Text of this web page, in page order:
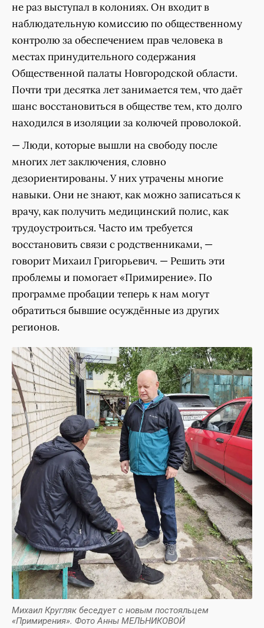
не раз выступал в колониях. Он входит в
наблюдательную комиссию по общественному
контролю за обеспечением прав человека в
местах принудительного содержания
Общественной палаты Новгородской области.
Почти три десятка лет занимается тем, что даёт
шанс восстановиться в обществе тем, кто долго
находился в изоляции за колючей проволокой.
— Люди, которые вышли на свободу после
многих лет заключения, словно
дезориентированы. У них утрачены многие
навыки. Они не знают, как можно записаться к
врачу, как получить медицинский полис, как
трудоустроиться. Часто им требуется
восстановить связи с родственниками, —
говорит Михаил Григорьевич. — Решить эти
проблемы и помогает «Примирение». По
программе пробации теперь к нам могут
обратиться бывшие осуждённые из других
регионов.
Михаил Кругляк беседует с новым постояльцем
«Примирения». Фото Анны МЕЛЬНИКОВОЙ